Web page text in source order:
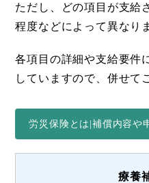
ただし、どの項目が支給
程度などによって異なり
各項目の詳細や支給要件
していますので、併せて
労災保険とは|補償内容や
療養